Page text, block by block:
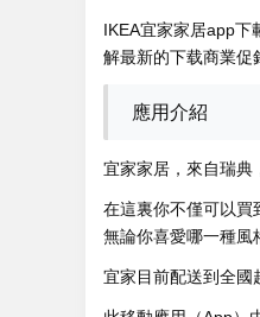
IKEA宜家家居app下
解最新的下载商業促
應用介紹
宜家家居，來自瑞典
在這裏你不僅可以買
無論你喜愛哪一種風
宜家目前配送到全國